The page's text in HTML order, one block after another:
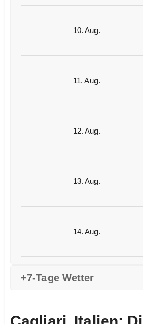
10. Aug.
11. Aug.
12. Aug.
13. Aug.
14. Aug.
+7-Tage Wetter